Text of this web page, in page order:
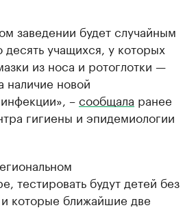
заведении будет случайным
учащихся, у которых
из носа и ротоглотки —
наличие новой
–сообщала ранее
гигиены и эпидемиологии
тестировать будут детей без
которые ближайшие две